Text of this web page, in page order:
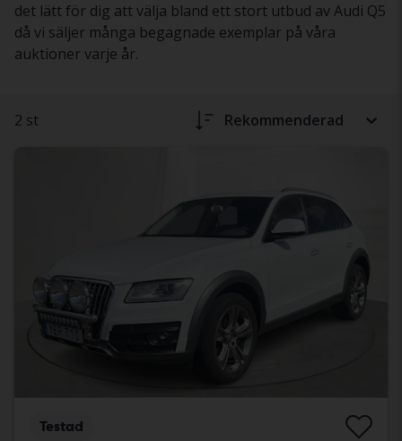
det lätt för dig att välja bland ett stort utbud av Audi Q5
då vi säljer många begagnade exemplar på våra
auktioner varje år.
2 st Rekommenderad
Testad